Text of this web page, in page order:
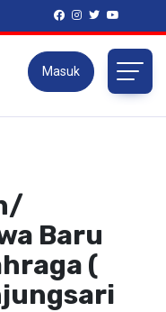
Masuk
Baru
(